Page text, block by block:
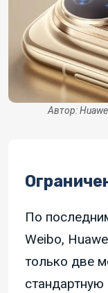
Автор:
По
Weibo,
только две
стандартную